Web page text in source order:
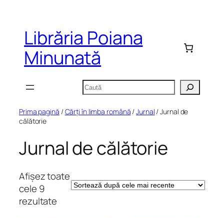
conținutLibrăria Poiana
Minunată
Caută
Prima pagină /Cărți în limba română /Jurnal / Jurnal de
călătorie
Jurnal de călătorie
Afișez toate
cele 9
rezultate